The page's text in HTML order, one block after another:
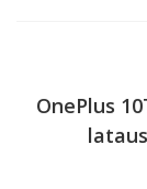
OnePlus